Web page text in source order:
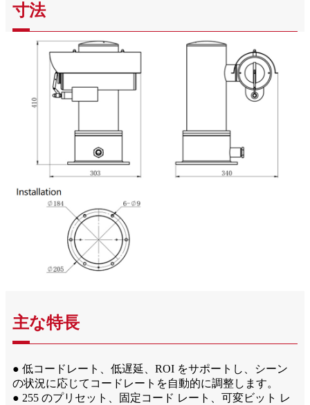
寸法
主な特長
● 低コードレート、低遅延、ROI をサポートし、シーン
の状況に応じてコードレートを自動的に調整します。
● 255 のプリセット、固定コード レート、可変ビット レ